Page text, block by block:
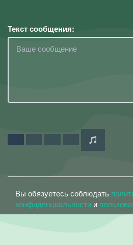
Текст сообщения:
Вы обязуетесь соблюдать
конфиденциальности и